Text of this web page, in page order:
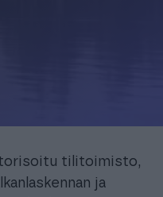
tilitoimisto,
ja